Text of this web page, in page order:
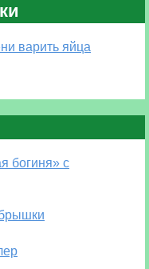
варить яйца
богиня» с